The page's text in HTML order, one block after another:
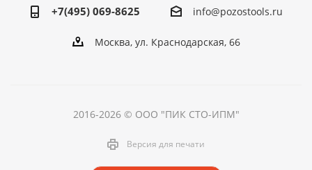
+7(495) 069-8625 info@pozostools.ru
Москва, ул. Краснодарская, 66
2016-2026 © ООО "ПИК СТО-ИПМ"
Версия для печати